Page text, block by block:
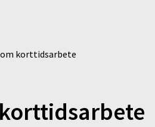
korttidsarbete